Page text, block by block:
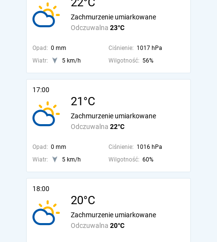
Odczuwalna 23°C
Zachmurzenie umiarkowane
Opad: 0 mm Ciśnienie: 1017 hPa
Wiatr:
5 km/h Wilgotność: 56%
17:00
21°C
Odczuwalna 22°C
Zachmurzenie umiarkowane
Opad: 0 mm Ciśnienie: 1016 hPa
Wiatr:
5 km/h Wilgotność: 60%
18:00
20°C
Odczuwalna 20°C
Zachmurzenie umiarkowane